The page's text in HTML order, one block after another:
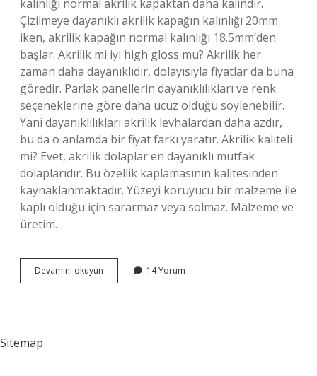
kalınlığı normal akrilik kapaktan daha kalındır.
Çizilmeye dayanıklı akrilik kapağın kalınlığı 20mm
iken, akrilik kapağın normal kalınlığı 18.5mm’den
başlar. Akrilik mi iyi high gloss mu? Akrilik her
zaman daha dayanıklıdır, dolayısıyla fiyatlar da buna
göredir. Parlak panellerin dayanıklılıkları ve renk
seçeneklerine göre daha ucuz olduğu söylenebilir.
Yani dayanıklılıkları akrilik levhalardan daha azdır,
bu da o anlamda bir fiyat farkı yaratır. Akrilik kaliteli
mi? Evet, akrilik dolaplar en dayanıklı mutfak
dolaplarıdır. Bu özellik kaplamasının kalitesinden
kaynaklanmaktadır. Yüzeyi koruyucu bir malzeme ile
kaplı olduğu için sararmaz veya solmaz. Malzeme ve
üretim…
Devamını okuyun Çizilmez
Akrilik
14 Yorum
Sitemap